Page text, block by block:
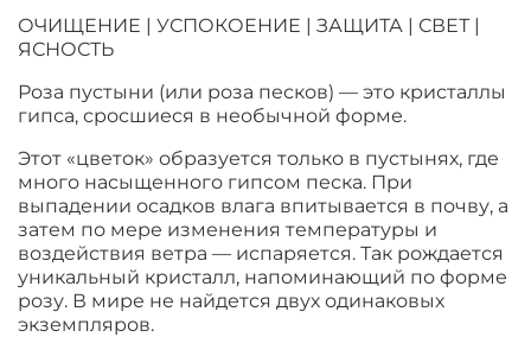
ОЧИЩЕНИЕ | УСПОКОЕНИЕ | ЗАЩИТА | СВЕТ |
ЯСНОСТЬ
Роза пустыни (или роза песков) — это кристаллы
гипса, сросшиеся в необычной форме.
Этот «цветок» образуется только в пустынях, где
много насыщенного гипсом песка. При
выпадении осадков влага впитывается в почву, а
затем по мере изменения температуры и
воздействия ветра — испаряется. Так рождается
уникальный кристалл, напоминающий по форме
розу. В мире не найдется двух одинаковых
экземпляров.